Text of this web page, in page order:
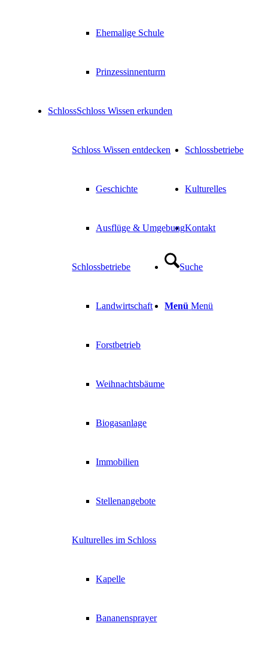
Ehemalige Schule
Prinzessinnenturm
SchlossSchloss Wissen erkunden
Schloss Wissen entdecken
Geschichte
Ausflüge & Umgebung
Schlossbetriebe
Schlossbetriebe
Landwirtschaft
Forstbetrieb
Weihnachtsbäume
Biogasanlage
Immobilien
Stellenangebote
Kulturelles
Kulturelles im Schloss
Kapelle
Bananensprayer
Kontakt
Suche
Menü Menü